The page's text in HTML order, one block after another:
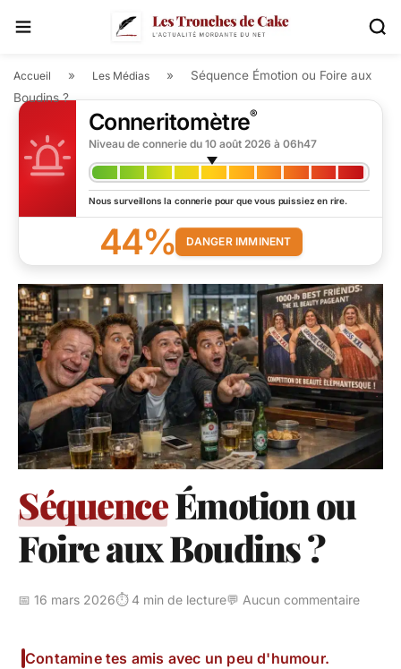
Accueil » Les Médias »
Séquence Émotion ou Foire aux
Boudins ?
Conneritomètre®
Niveau de connerie du 10 août 2026 à 06h47
Nous surveillons la connerie pour que vous puissiez en rire.
44% DANGER IMMINENT
SéquenceÉmotion ou
Foire aux Boudins ?
📅 16 mars 2026⏱️ 4 min de lecture💬 Aucun commentaire
Contamine tes amis avec un peu d'humour.